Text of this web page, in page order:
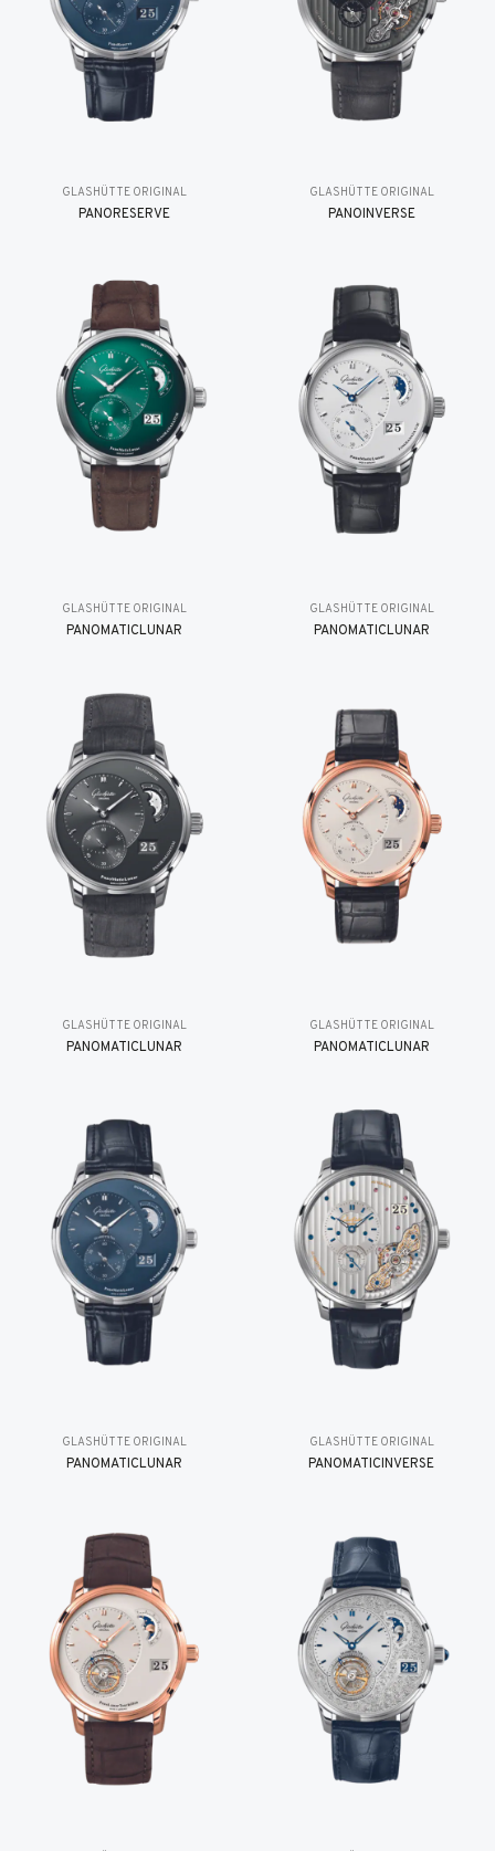
GLASHÜTTE ORIGINAL
PANORESERVE
GLASHÜTTE ORIGINAL
PANOINVERSE
GLASHÜTTE ORIGINAL
PANOMATICLUNAR
GLASHÜTTE ORIGINAL
PANOMATICLUNAR
GLASHÜTTE ORIGINAL
PANOMATICLUNAR
GLASHÜTTE ORIGINAL
PANOMATICLUNAR
GLASHÜTTE ORIGINAL
PANOMATICLUNAR
GLASHÜTTE ORIGINAL
PANOMATICINVERSE